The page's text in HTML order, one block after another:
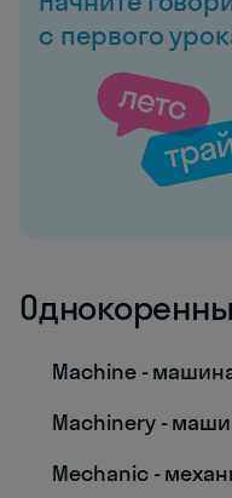
с первого
Machine -
Machinery -
Mechanic -